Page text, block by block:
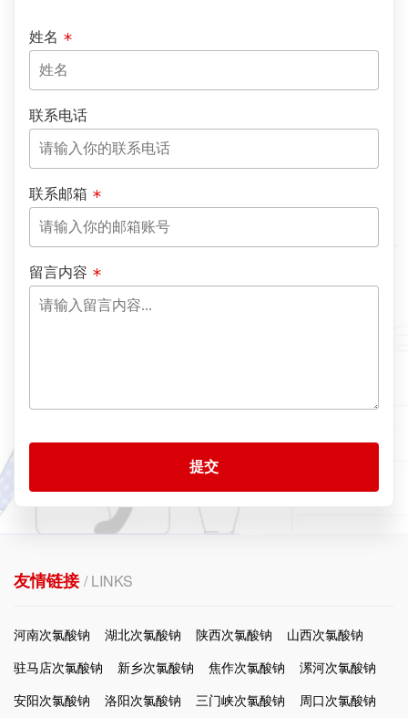
姓名
联系电话
联系邮箱
留言内容
提交
友情链接/ LINKS
河南次氯酸钠 湖北次氯酸钠 陕西次氯酸钠
山西次氯酸钠
驻马店次氯酸钠
新乡次氯酸钠 焦作次氯酸钠
漯河次氯酸钠
安阳次氯酸钠
洛阳次氯酸钠 三门峡次氯酸钠
周口次氯酸钠